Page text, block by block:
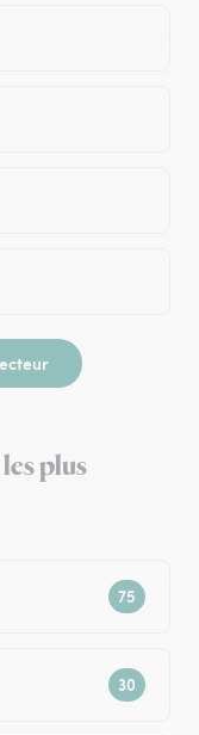
plus